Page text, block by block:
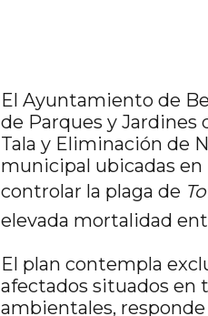
El Ayuntamiento de
de Parques y Jardines
Tala y Eliminación de
municipal ubicadas
controlar la plaga de
elevada mortalidad
El plan contempla
afectados situados en
ambientales,